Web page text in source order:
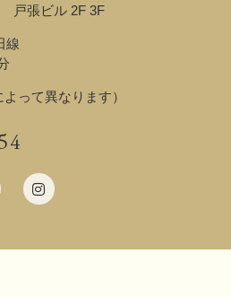
戸張ビル 2F 3F
線
って異なります）